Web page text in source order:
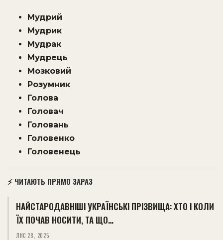
Мудрий
Мудрик
Мудрак
Мудрець
Мозковий
Розумник
Голова
Головач
Головань
Головенко
Головенець
⚡ ЧИТАЮТЬ ПРЯМО ЗАРАЗ
НАЙСТАРОДАВНІШІ УКРАЇНСЬКІ ПРІЗВИЩА: ХТО І КОЛИ
ЇХ ПОЧАВ НОСИТИ, ТА ЩО…
ЛИС 28, 2025